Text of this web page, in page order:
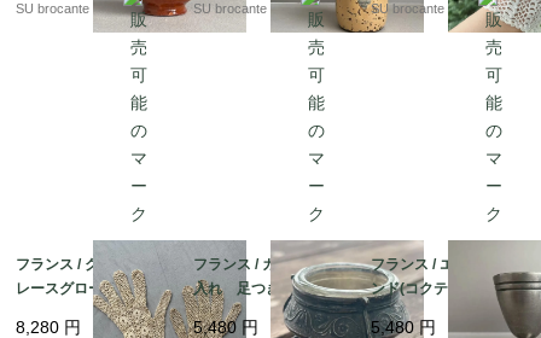
SU brocante SU brocante SU brocante
フランス / クロッシェ
レースグローブ
8,280 円
フランス / ガラスの塩
入れ 足つき金属ホル
ダー
5,480 円
フランス / エッグスタ
ンド(コクティエ) D
ピューター製
5,480円